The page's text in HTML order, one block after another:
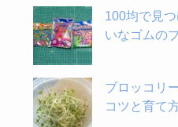
100均で見
いなゴムの
ブロッコリ
コツと育て